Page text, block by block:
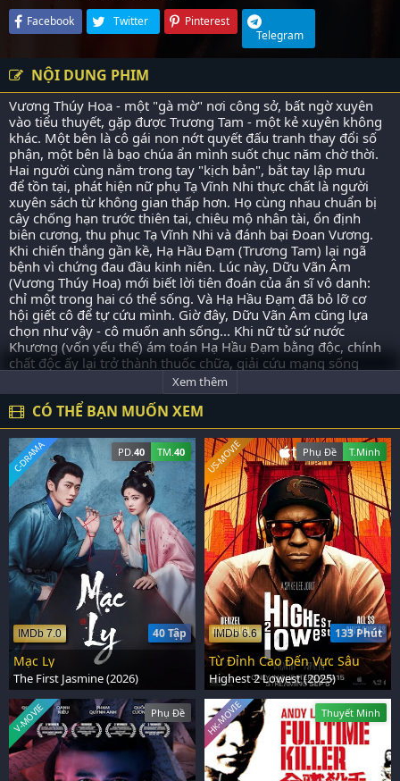
Facebook Twitter
Pinterest
Telegram
NỘI DUNG PHIM
Vương Thúy Hoa - một "gà mờ" nơi công sở, bất ngờ xuyên
vào tiểu thuyết, gặp được Trương Tam - một kẻ xuyên không
khác. Một bên là cô gái non nớt quyết đấu tranh thay đổi số
phận, một bên là bạo chúa ẩn mình suốt chục năm chờ thời.
Hai người cùng nắm trong tay "kịch bản", bắt tay lập mưu
để tồn tại, phát hiện nữ phụ Tạ Vĩnh Nhi thực chất là người
xuyên sách từ không gian thấp hơn. Họ cùng nhau chuẩn bị
cây chống hạn trước thiên tai, chiêu mộ nhân tài, ổn định
biên cương, thu phục Tạ Vĩnh Nhi và đánh bại Đoan Vương.
Khi chiến thắng gần kề, Hạ Hầu Đạm (Trương Tam) lại ngã
bệnh vì chứng đau đầu kinh niên. Lúc này, Dữu Vãn Âm
(Vương Thúy Hoa) mới biết lời tiên đoán của ẩn sĩ vô danh:
chỉ một trong hai có thể sống. Và Hạ Hầu Đạm đã bỏ lỡ cơ
hội giết cô để tự cứu mình. Giờ đây, Dữu Vãn Âm cũng lựa
chọn như vậy - cô muốn anh sống... Khi nữ tử sứ nước
Khương (vốn yếu thế) ám toán Hạ Hầu Đạm bằng độc, chính
chất độc ấy lại trở thành thuốc chữa, giải cứu mạng sống
của anh. Cuối cùng, cả hai cùng sống sót, chứng kiến thái
bình thịnh trị mà họ đã dốc sức gây dựng bao năm.
Xem thêm
CÓ THỂ BẠN MUỐN XEM
PD. 40 TM. 40
40 Tập
IMDb 7.0
C-DRAMA
Mạc Ly
The First Jasmine (2026)
Phụ Đề T.Minh
133 Phút
IMDb 6.6
US-MOVIE
Từ Đỉnh Cao Đến Vực Sâu
Highest 2 Lowest (2025)
Phụ Đề
V-MOVIE Thuyết Minh
HK-MOVIE